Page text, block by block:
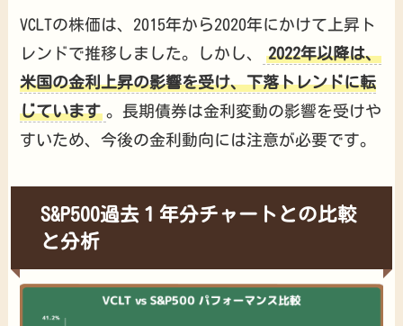
VCLTの株価は、2015年から2020年にかけて上昇ト
レンドで推移しました。しかし、
2022年以降は、
米国の金利上昇の影響を受け、下落トレンドに転
じています 。長期債券は金利変動の影響を受けや
すいため、今後の金利動向には注意が必要です。
S&P500過去１年分チャートとの比較
と分析